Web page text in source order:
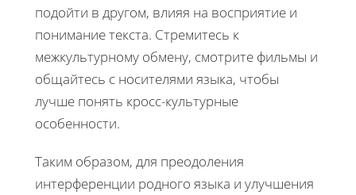
подойти в другом, влияя на восприятие и
понимание текста. Стремитесь к
межкультурному обмену, смотрите фильмы и
общайтесь с носителями языка, чтобы
лучше понять кросс-культурные
особенности.
Таким образом, для преодоления
интерференции родного языка и улучшения